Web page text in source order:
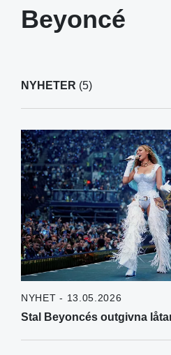
Beyoncé
NYHETER (5)
NYHET - 13.05.2026
Stal Beyoncés outgivna